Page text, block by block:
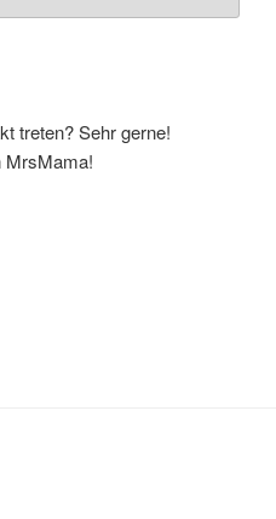
treten? Sehr gerne!
MrsMama!